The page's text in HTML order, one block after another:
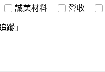
誠美材料 營收
蹤」